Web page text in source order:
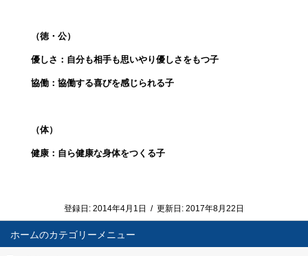
ホーム
（徳・ 公）
優しさ： 自分も相手も思いやり優しさをもつ子
協働： 協働する喜びを感じられる子
（体）
健康：自ら健康な身体をつくる子
登録日: 2014年4月1日 / 更新日: 2017年8月22日